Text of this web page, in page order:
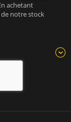
achetant
notre stock